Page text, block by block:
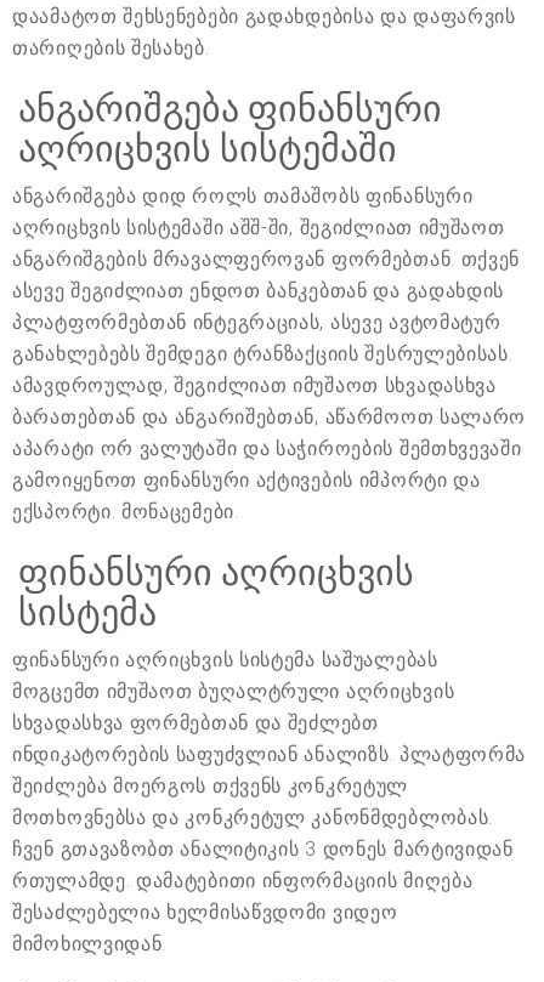
დაამატოთ შეხსენებები გადახდებისა და დაფარვის
თარიღების შესახებ.
ანგარიშგება ფინანსური
აღრიცხვის სისტემაში
ანგარიშგება დიდ როლს თამაშობს ფინანსური
აღრიცხვის სისტემაში აშშ-ში, შეგიძლიათ იმუშაოთ
ანგარიშგების მრავალფეროვან ფორმებთან. თქვენ
ასევე შეგიძლიათ ენდოთ ბანკებთან და გადახდის
პლატფორმებთან ინტეგრაციას, ასევე ავტომატურ
განახლებებს შემდეგი ტრანზაქციის შესრულებისას.
ამავდროულად, შეგიძლიათ იმუშაოთ სხვადასხვა
ბარათებთან და ანგარიშებთან, აწარმოოთ სალარო
აპარატი ორ ვალუტაში და საჭიროების შემთხვევაში
გამოიყენოთ ფინანსური აქტივების იმპორტი და
ექსპორტი. მონაცემები.
ფინანსური აღრიცხვის
სისტემა
ფინანსური აღრიცხვის სისტემა საშუალებას
მოგცემთ იმუშაოთ ბუღალტრული აღრიცხვის
სხვადასხვა ფორმებთან და შეძლებთ
ინდიკატორების საფუძვლიან ანალიზს. პლატფორმა
შეიძლება მოერგოს თქვენს კონკრეტულ
მოთხოვნებსა და კონკრეტულ კანონმდებლობას.
ჩვენ გთავაზობთ ანალიტიკის 3 დონეს მარტივიდან
რთულამდე. დამატებითი ინფორმაციის მიღება
შესაძლებელია ხელმისაწვდომი ვიდეო
მიმოხილვიდან.